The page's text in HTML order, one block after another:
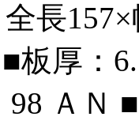
長
板厚：
ＡＮ